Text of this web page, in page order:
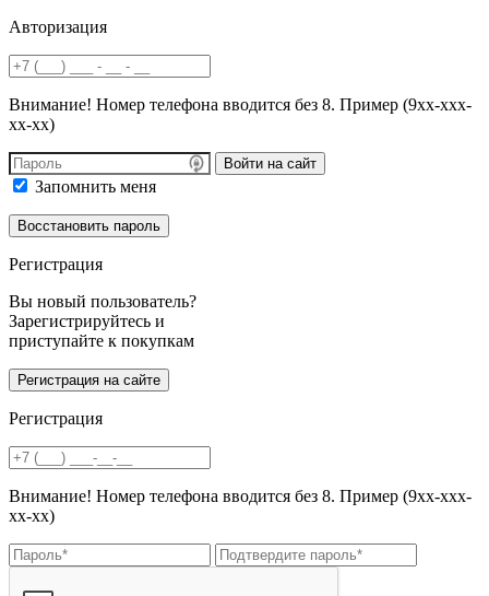
Авторизация
Внимание! Номер телефона вводится без 8. Пример (9хх-ххх-
хх-хх)
Войти на сайт
Запомнить меня
Регистрация
Вы новый пользователь?
Зарегистрируйтесь и
приступайте к покупкам
Регистрация
Внимание! Номер телефона вводится без 8. Пример (9хх-ххх-
хх-хх)